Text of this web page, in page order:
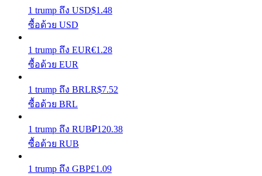
รับรางวัลการแข่งขันทุกวัน
การปักหลัก
ผลตอบแทนสูงและเข้าถึงได้ทันที
1 trump ถึง USD$1.48
ซื้อด้วย USD
1 trump ถึง EUR€1.28
ซื้อด้วย EUR
1 trump ถึง BRLR$7.52
ซื้อด้วย BRL
1 trump ถึง RUB₽120.38
ซื้อด้วย RUB
1 trump ถึง GBP£1.09